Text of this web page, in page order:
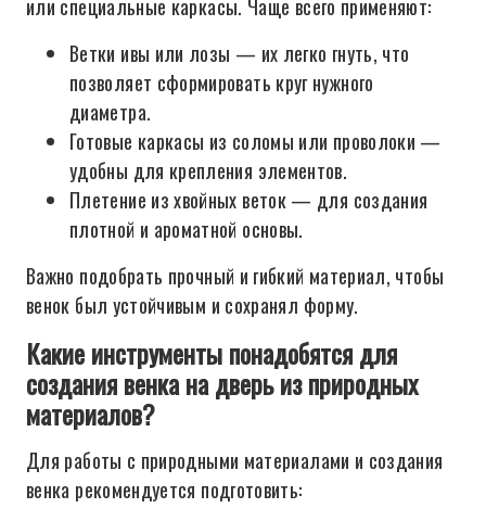
или специальные каркасы. Чаще всего применяют:
Ветки ивы или лозы — их легко гнуть, что
позволяет сформировать круг нужного
диаметра.
Готовые каркасы из соломы или проволоки —
удобны для крепления элементов.
Плетение из хвойных веток — для создания
плотной и ароматной основы.
Важно подобрать прочный и гибкий материал, чтобы
венок был устойчивым и сохранял форму.
Какие инструменты понадобятся для
создания венка на дверь из природных
материалов?
Для работы с природными материалами и создания
венка рекомендуется подготовить: